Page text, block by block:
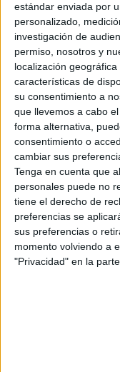
estándar enviada por
personalizado,
investigación de
permiso, nosotros y
localización
características de
su consentimiento a
que llevemos a cabo
forma alternativa,
consentimiento o
cambiar sus
Tenga en cuenta que
personales puede no
tiene el derecho de
preferencias se
sus preferencias o
momento volviendo a
"Privacidad" en la
Descuentos
Editorial
Suscribite
COMPARTÍ ESTA NOTA
EN ESTA NOTA
TEMAS: ANILLOS
SARA